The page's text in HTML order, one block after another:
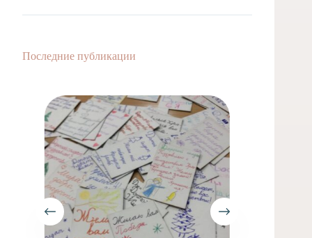
Последние публикации